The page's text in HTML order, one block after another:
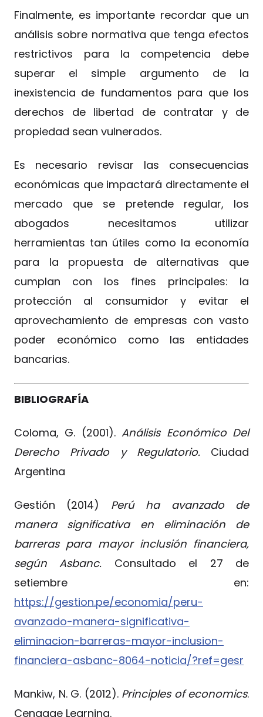
Finalmente, es importante recordar que un
análisis sobre normativa que tenga efectos
restrictivos para la competencia debe
superar el simple argumento de la
inexistencia de fundamentos para que los
derechos de libertad de contratar y de
propiedad sean vulnerados.
Es necesario revisar las consecuencias
económicas que impactará directamente el
mercado que se pretende regular, los
abogados necesitamos utilizar
herramientas tan útiles como la economía
para la propuesta de alternativas que
cumplan con los fines principales: la
protección al consumidor y evitar el
aprovechamiento de empresas con vasto
poder económico como las entidades
bancarias.
BIBLIOGRAFÍA
Coloma, G. (2001).Análisis Económico Del
Derecho Privado y Regulatorio.Ciudad
Argentina
Gestión (2014) Perú ha avanzado de
manera significativa en eliminación de
barreras para mayor inclusión financiera,
según Asbanc. Consultado el 27 de
setiembre en:
https://gestion.pe/economia/peru-
avanzado-manera-significativa-
eliminacion-barreras-mayor-inclusion-
financiera-asbanc-8064-noticia/?ref=gesr
Mankiw, N. G. (2012). Principles of economics.
Cengage Learning.